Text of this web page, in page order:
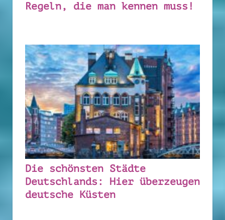
Regeln, die man kennen muss!
Die schönsten Städte
Deutschlands: Hier überzeugen
deutsche Küsten